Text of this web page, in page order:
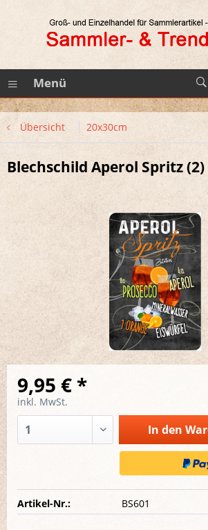
Menü
Übersicht 20x30cm
Blechschild Aperol Spritz (2)
9,95 € *
inkl. MwSt.
In den
Artikel-Nr.: BS601